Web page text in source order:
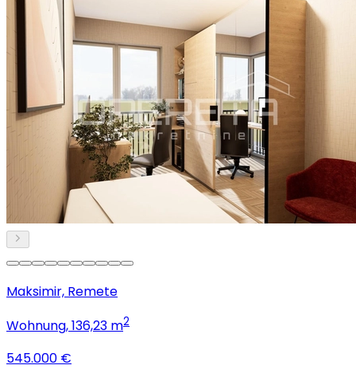
Maksimir, Remete
Wohnung, 136,23 m2
545.000 €